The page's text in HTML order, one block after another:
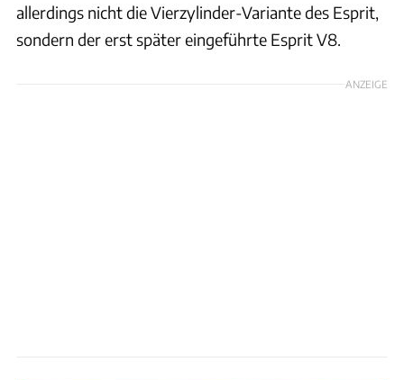
allerdings nicht die Vierzylinder-Variante des Esprit,
sondern der erst später eingeführte Esprit V8.
ANZEIGE